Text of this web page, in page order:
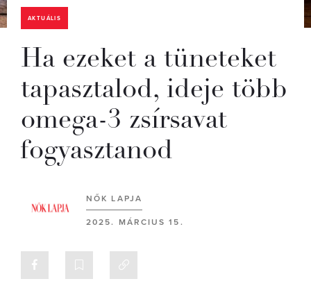
AKTUÁLIS
Ha ezeket a tüneteket
tapasztalod, ideje több
omega-3 zsírsavat
fogyasztanod
NŐK LAPJA
2025. MÁRCIUS 15.